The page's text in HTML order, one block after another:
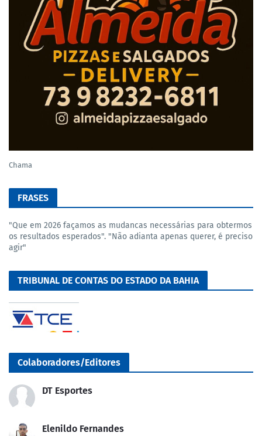
Chama
FRASES
"Que em 2026 façamos as mudancas necessárias para obtermos
os resultados esperados". "Não adianta apenas querer, é preciso
agir"
TRIBUNAL DE CONTAS DO ESTADO DA BAHIA
Colaboradores/Editores
DT Esportes
Elenildo Fernandes